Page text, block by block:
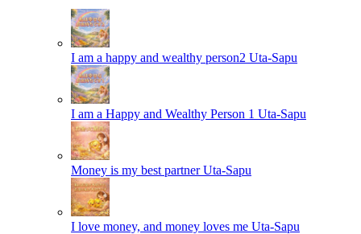
I am a happy and wealthy person2 Uta-Sapu
I am a Happy and Wealthy Person 1 Uta-Sapu
Money is my best partner Uta-Sapu
I love money, and money loves me Uta-Sapu